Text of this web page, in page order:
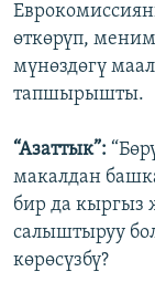
өткөрүп,
мүнөздөгү
тапшырышты.
“Азаттык”:
макалдан
бир да кыргыз
салыштыруу
көрөсүзбү?